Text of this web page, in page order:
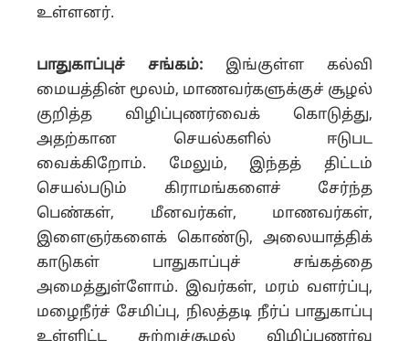
உள்ளனர்.
பாதுகாப்புச் சங்கம்: இங்குள்ள கல்வி
மையத்தின் மூலம், மாணவர்களுக்குச் சூழல்
குறித்த விழிப்புணர்வைக் கொடுத்து,
அதற்கான செயல்களில் ஈடுபட
வைக்கிறோம். மேலும், இந்தத் திட்டம்
செயல்படும் கிராமங்களைச் சேர்ந்த
பெண்கள், மீனவர்கள், மாணவர்கள்,
இளைஞர்களைக் கொண்டு, அலையாத்திக்
காடுகள் பாதுகாப்புச் சங்கத்தை
அமைத்துள்ளோம். இவர்கள், மரம் வளர்ப்பு,
மழைநீர்ச் சேமிப்பு, நிலத்தடி நீர்ப் பாதுகாப்பு
உள்ளிட்ட சுற்றுச்சூழல் விழிப்புணர்வு